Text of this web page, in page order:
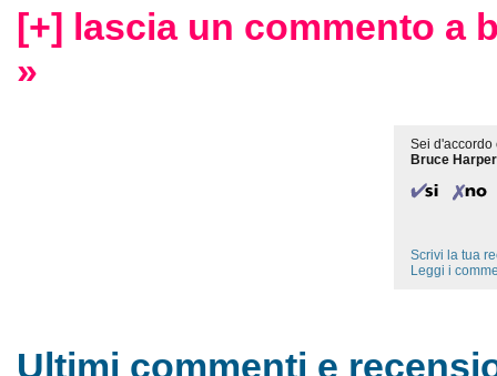
[+] lascia un commento a
»
Sei d'accordo
Bruce
Scrivi la tua
Leggi i
Ultimi commenti e